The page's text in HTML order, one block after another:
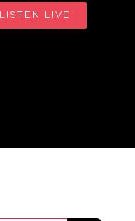
LISTEN LIVE